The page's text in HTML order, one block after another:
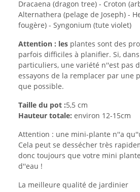
Dracaena (dragon tree) - Croton
Alternathera (pelage de Joseph) -
fougère) - Syngonium (tute violet)
Attention : les plantes sont des
parfois difficiles à planifier. Si,
particuliers, une variété n''est pas
essayons de la remplacer par une
que possible.
Taille du pot :5,5 cm
Hauteur totale: environ 12-15cm
Attention : une mini-plante n''a
Cela peut se dessécher très
donc toujours que votre mini
d''eau !
La meilleure qualité de jardinier